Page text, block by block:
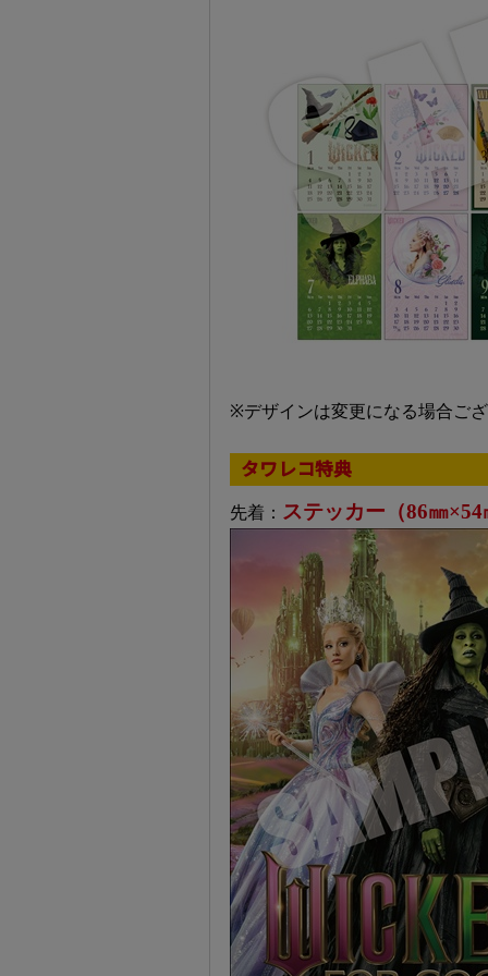
※デザインは変更になる場合ご
タワレコ特典
先着： ステッカー（86㎜×54